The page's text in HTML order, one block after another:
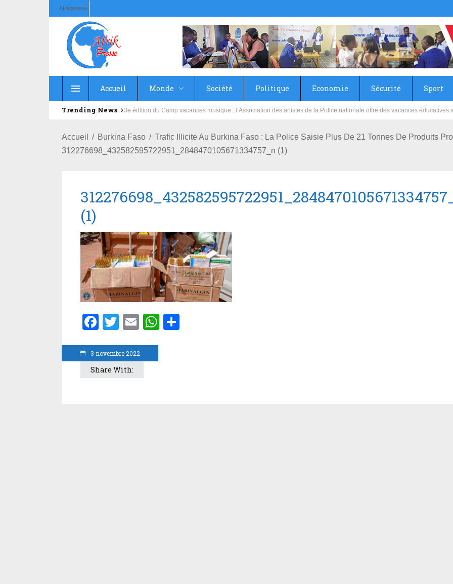
Afrikpresse
Accueil Monde Société Politique Economie Sécurité Sport
Trending News Education : la fédération de la Russie rénove les écoles primaire et collège du Camp Général Aboubacar Sangoulé
Accueil Burkina Faso
Trafic Illicite Au Burkina Faso : La Police Saisie Plus De 21 Tonnes De Produits
312276698_432582595722951_2848470105671334757_n (1)
3 novembre 2022
(1)
Facebook
Twitter
EmailWhatsApp
Share With: